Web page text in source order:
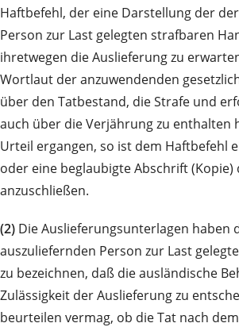
Haftbefehl, der eine Darstellung der
Person zur Last gelegten strafbaren
ihretwegen die Auslieferung zu
Wortlaut der anzuwendenden
über den Tatbestand, die Strafe und
auch über die Verjährung zu enthalten
Urteil ergangen, so ist dem Haftbefehl
oder eine beglaubigte Abschrift (Kopie)
anzuschließen.
(2) Die Auslieferungsunterlagen haben
auszuliefernden Person zur Last
zu bezeichnen, daß die ausländische
Zulässigkeit der Auslieferung zu
beurteilen vermag, ob die Tat nach